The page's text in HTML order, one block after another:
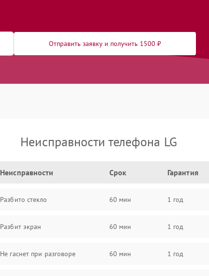
Отправить заявку и получить 1500 ₽
Неисправности телефона LG
Неисправности Срок Гарантия
Разбито стекло 60 мин 1 год
Разбит экран 60 мин 1 год
Не гаснет при разговоре 60 мин 1 год